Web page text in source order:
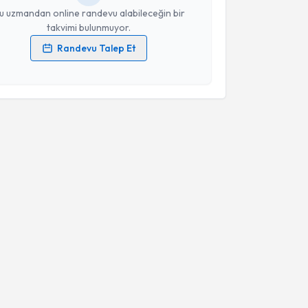
uzmandan online randevu alabileceğin bir
takvimi bulunmuyor.
Randevu Talep Et
verilerimin işlenmesine ilişkinAydınlatma Metni